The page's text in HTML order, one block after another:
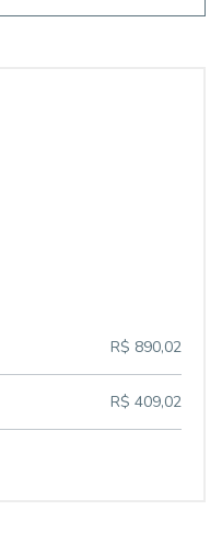
R$ 890,02
R$ 409,02